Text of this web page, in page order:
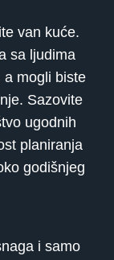
van kuće.
sa ljudima
a mogli biste
Sazovite
ugodnih
planiranja
godišnjeg
i samo